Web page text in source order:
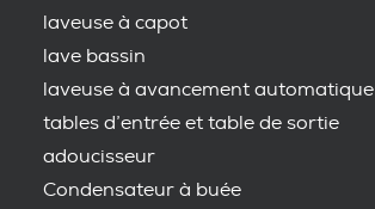
laveuse à capot
lave bassin
laveuse à avancement automatique
tables d’entrée et table de sortie
adoucisseur
Condensateur à buée